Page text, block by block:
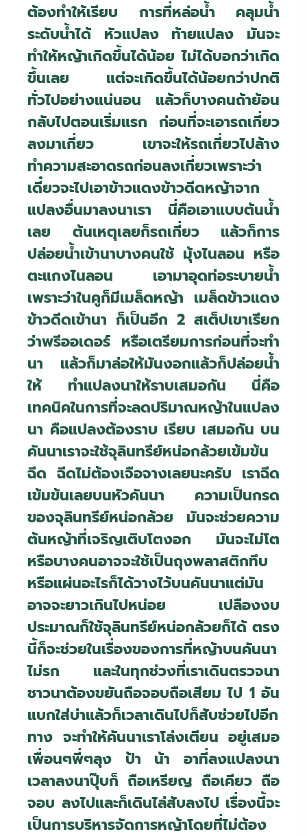
ต้องทำให้เรียบ การที่หล่อน้ำ คลุมน้ำ
ระดับน้ำได้ หัวแปลง ท้ายแปลง มันจะ
ทำให้หญ้าเกิดขึ้นได้น้อย ไม่ได้บอกว่าเกิด
ขึ้นเลย แต่จะเกิดขึ้นได้น้อยกว่าปกติ
ทั่วไปอย่างแน่นอน แล้วก็บางคนถ้าย้อน
กลับไปตอนเริ่มแรก ก่อนที่จะเอารถเกี่ยว
ลงมาเกี่ยว เขาจะให้รถเกี่ยวไปล้าง
ทำความสะอาดรถก่อนลงเกี่ยวเพราะว่า
เดี๋ยวจะไปเอาข้าวแดงข้าวดีดหญ้าจาก
แปลงอื่นมาลงนาเรา นี่คือเอาแบบต้นน้ำ
เลย ต้นเหตุเลยก็รถเกี่ยว แล้วก็การ
ปล่อยน้ำเข้านาบางคนใช้ มุ้งไนลอน หรือ
ตะแกงไนลอน เอามาอุดท่อระบายน้ำ
เพราะว่าในคูก็มีเมล็ดหญ้า เมล็ดข้าวแดง
ข้าวดีดเข้านา ก็เป็นอีก 2 สเต็ปเขาเรียก
ว่าพรีออเดอร์ หรือเตรียมการก่อนที่จะทำ
นา แล้วก็มาล่อให้มันงอกแล้วก็ปล่อยน้ำ
ให้ ทำแปลงนาให้ราบเสมอกัน นี่คือ
เทคนิคในการที่จะลดปริมาณหญ้าในแปลง
นา คือแปลงต้องราบ เรียบ เสมอกัน บน
คันนาเราจะใช้จุลินทรีย์หน่อกล้วยเข้มข้น
ฉีด ฉีดไม่ต้องเจือจางเลยนะครับ เราฉีด
เข้มข้นเลยบนหัวคันนา ความเป็นกรด
ของจุลินทรีย์หน่อกล้วย มันจะช่วยความ
ต้นหญ้าที่เจริญเติบโตงอก มันจะไม่โต
หรือบางคนอาจจะใช้เป็นถุงพลาสติกทึบ
หรือแผ่นอะไรก็ได้วางไว้บนคันนาแต่มัน
อาจจะยาวเกินไปหน่อย เปลืองงบ
ประมาณก็ใช้จุลินทรีย์หน่อกล้วยก็ได้ ตรง
นี้ก็จะช่วยในเรื่องของการที่หญ้าบนคันนา
ไม่รก และในทุกช่วงที่เราเดินตรวจนา
ชาวนาต้องขยันถือจอบถือเสียม ไป 1 อัน
แบกใส่บ่าแล้วก็เวลาเดินไปก็สับช่วยไปอีก
ทาง จะทำให้คันนาเราโล่งเตียน อยู่เสมอ
เพื่อนๆพี่ๆลุง ป้า น้า อาที่ลงแปลงนา
เวลาลงนาปุ๊บก็ ถือเหรียญ ถือเคียว ถือ
จอบ ลงไปและก็เดินไล่สับลงไป เรื่องนี้จะ
เป็นการบริหารจัดการหญ้าโดยที่ไม่ต้อง